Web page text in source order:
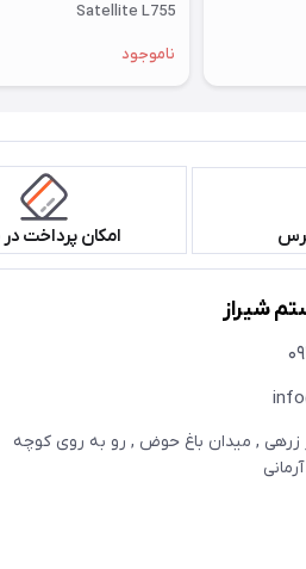
Satellite L755
ناموجود
امکان پرداخت
شیراز
زرهی , میدان باغ حوض , رو به روی کوچه